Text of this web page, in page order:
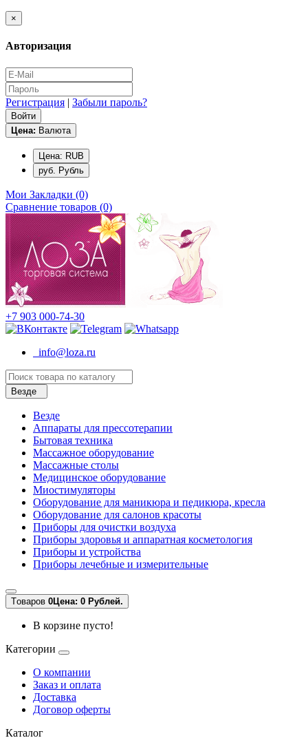
×
Авторизация
Регистрация | Забыли пароль?
Цена: Валюта
Цена: RUB
руб. Рубль
Мои Закладки (0)
Сравнение товаров (0)
+7 903 000-74-30
info@loza.ru
Везде
Везде
Аппараты для прессотерапии
Бытовая техника
Массажное оборудование
Массажные столы
Медицинское оборудование
Миостимуляторы
Оборудование для маникюра и педикюра, кресла
Оборудование для салонов красоты
Приборы для очистки воздуха
Приборы здоровья и аппаратная косметология
Приборы и устройства
Приборы лечебные и измерительные
Tоваров 0Цена: 0 Рублей.
В корзине пусто!
Категории
О компании
Заказ и оплата
Доставка
Договор оферты
Каталог